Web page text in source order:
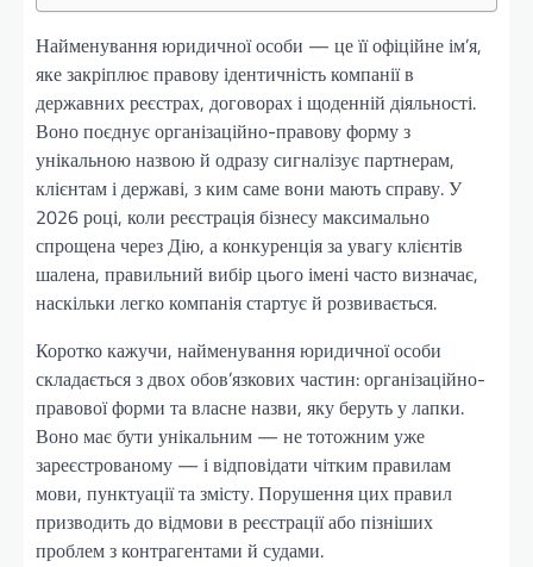
Найменування юридичної особи — це її офіційне ім’я,
яке закріплює правову ідентичність компанії в
державних реєстрах, договорах і щоденній діяльності.
Воно поєднує організаційно-правову форму з
унікальною назвою й одразу сигналізує партнерам,
клієнтам і державі, з ким саме вони мають справу. У
2026 році, коли реєстрація бізнесу максимально
спрощена через Дію, а конкуренція за увагу клієнтів
шалена, правильний вибір цього імені часто визначає,
наскільки легко компанія стартує й розвивається.
Коротко кажучи, найменування юридичної особи
складається з двох обов’язкових частин: організаційно-
правової форми та власне назви, яку беруть у лапки.
Воно має бути унікальним — не тотожним уже
зареєстрованому — і відповідати чітким правилам
мови, пунктуації та змісту. Порушення цих правил
призводить до відмови в реєстрації або пізніших
проблем з контрагентами й судами.